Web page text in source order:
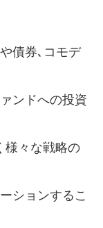
債券､コモデ
ンドへの投資
様々な戦略の
ションするこ